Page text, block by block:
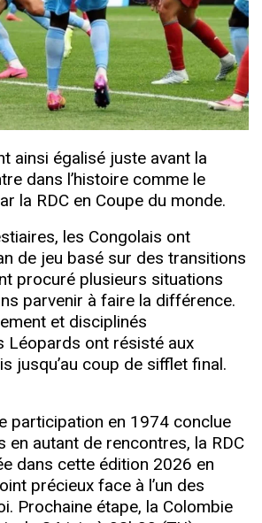
ainsi égalisé juste avant la
dans l’histoire comme le
la RDC en Coupe du monde.
les Congolais ont
de jeu basé sur des transitions
procuré plusieurs situations
parvenir à faire la différence.
et disciplinés
Léopards ont résisté aux
jusqu’au coup de sifflet final.
participation en 1974 conclue
en autant de rencontres, la RDC
dans cette édition 2026 en
précieux face à l’un des
Prochaine étape, la Colombie